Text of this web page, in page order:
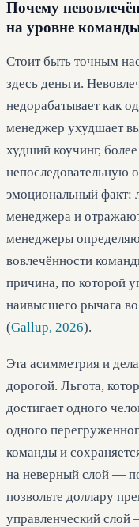
Почему
на уровне
Стоит быть точным
здесь деньги.
недорабатывает как
менеджер ухудшает
худший коучинг,
непоследовательную
эмоциональный факт:
менеджера и
менеджеры
вовлечённости
причина, по которой
наивысшего рычага
(Gallup, 2026).
Эта асимметрия и
дорогой. Льгота,
достигает одного
одного
команды и
на неверный слой —
позвольте доллару
управленческий